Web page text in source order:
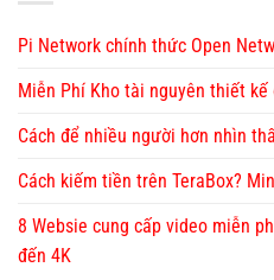
Pi Network chính thức Open
Miễn Phí Kho tài nguyên thiết kế
Cách để nhiều người hơn nhìn
Cách kiếm tiền trên TeraBox?
8 Websie cung cấp video miễn
đến 4K